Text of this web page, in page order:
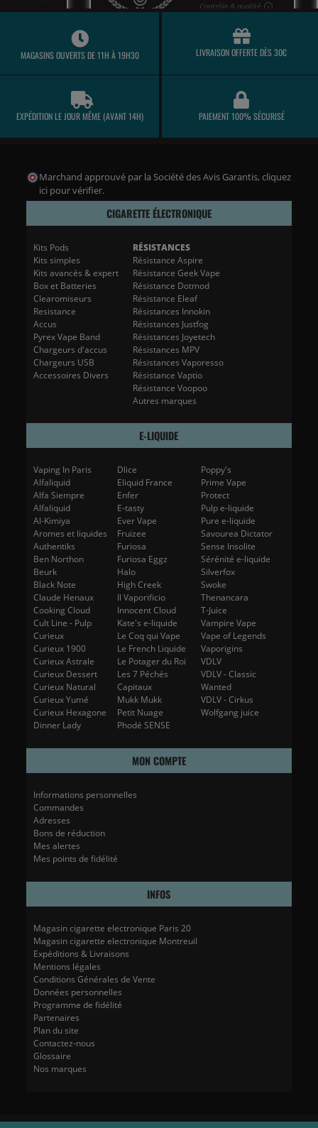
MAGASINS OUVERTS DE 11H À 19H30 LIVRAISON OFFERTE DÈS 30€
EXPÉDITION LE JOUR MÊME (AVANT 14H) PAIEMENT 100% SÉCURISÉ
Marchand approuvé par la Société des Avis Garantis, cliquez
ici pour vérifier.
CIGARETTE ÉLECTRONIQUE
Kits Pods
Kits simples
Kits avancés & expert
Box et Batteries
Clearomiseurs
Resistance
Accus
Pyrex Vape Band
Chargeurs d'accus
Chargeurs USB
Accessoires Divers
RÉSISTANCES
Résistance Aspire
Résistance Geek Vape
Résistance Dotmod
Résistance Eleaf
Résistances Innokin
Résistances Justfog
Résistances Joyetech
Résistances MPV
Résistances Vaporesso
Résistance Vaptio
Résistance Voopoo
Autres marques
E-LIQUIDE
Vaping In Paris
Alfaliquid
Alfa Siempre
Alfaliquid
Al-Kimiya
Aromes et liquides
Authentiks
Ben Northon
Beurk
Black Note
Claude Henaux
Cooking Cloud
Cult Line - Pulp
Curieux
Curieux 1900
Curieux Astrale
Curieux Dessert
Curieux Natural
Curieux Yumé
Curieux Hexagone
Dinner Lady
Dlice
Eliquid France
Enfer
E-tasty
Ever Vape
Fruizee
Furiosa
Furiosa Eggz
Halo
High Creek
Il Vaporificio
Innocent Cloud
Kate's e-liquide
Le Coq qui Vape
Le French Liquide
Le Potager du Roi
Les 7 Péchés
Capitaux
Mukk Mukk
Petit Nuage
Phodé SENSE
Poppy's
Prime Vape
Protect
Pulp e-liquide
Pure e-liquide
Savourea Dictator
Sense Insolite
Sérénité e-liquide
Silverfox
Swoke
Thenancara
T-Juice
Vampire Vape
Vape of Legends
Vaporigins
VDLV
VDLV - Classic
Wanted
VDLV - Cirkus
Wolfgang juice
MON COMPTE
Informations personnelles
Commandes
Adresses
Bons de réduction
Mes alertes
Mes points de fidélité
INFOS
Magasin cigarette electronique Paris 20
Magasin cigarette electronique Montreuil
Expéditions & Livraisons
Mentions légales
Conditions Générales de Vente
Données personnelles
Programme de fidélité
Partenaires
Plan du site
Contactez-nous
Glossaire
Nos marques